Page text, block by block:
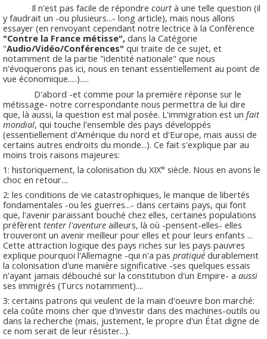
Il n'est pas facile de répondre courtà une telle question (il
y faudrait un -ou plusieurs...- long article), mais nous allons
essayer (en renvoyant cependant notre lectrice à la Conférence
"Contre la France métisse", dans la Catégorie
"Audio/Vidéo/Conférences" qui traite de ce sujet, et
notamment de la partie "identité nationale" que nous
n'évoquerons pas ici, nous en tenant essentiellement au point de
vue économique.....).....
D'abord -et comme pour la première réponse sur le
métissage- notre correspondante nous permettra de lui dire
que, là aussi, la question est mal posée. L'immigration est un fait
mondial, qui touche l'ensemble des pays développés
(essentiellement d'Amérique du nord et d'Europe, mais aussi de
certains autres endroits du monde...). Ce fait s'explique par au
moins trois raisons majeures:
1: historiquement, la colonisation du XIX° siècle. Nous en avons le
choc en retour....
2: les conditions de vie catastrophiques, le manque de libertés
fondamentales -ou les guerres...- dans certains pays, qui font
que, l'avenir paraissant bouché chez elles, certaines populations
préfèrent tenter l'aventure ailleurs, là où -pensent-elles- elles
trouveront un avenir meilleur pour elles et pour leurs enfants ...
Cette attraction logique des pays riches sur les pays pauvres
explique pourquoi l'Allemagne -qui n'a pas pratiqué durablement
la colonisation d'une manière significative -ses quelques essais
n'ayant jamais débouché sur la constitution d'un Empire- a aussi
ses immigrés (Turcs notamment)....
3: certains patrons qui veulent de la main d'oeuvre bon marché:
cela coûte moins cher que d'investir dans des machines-outils ou
dans la recherche (mais, justement, le propre d'un État digne de
ce nom serait de leur résister...).